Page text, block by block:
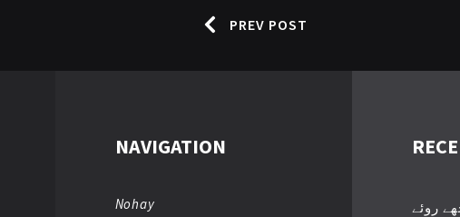
PREV POST
NAVIGATION
Nohay
روئے